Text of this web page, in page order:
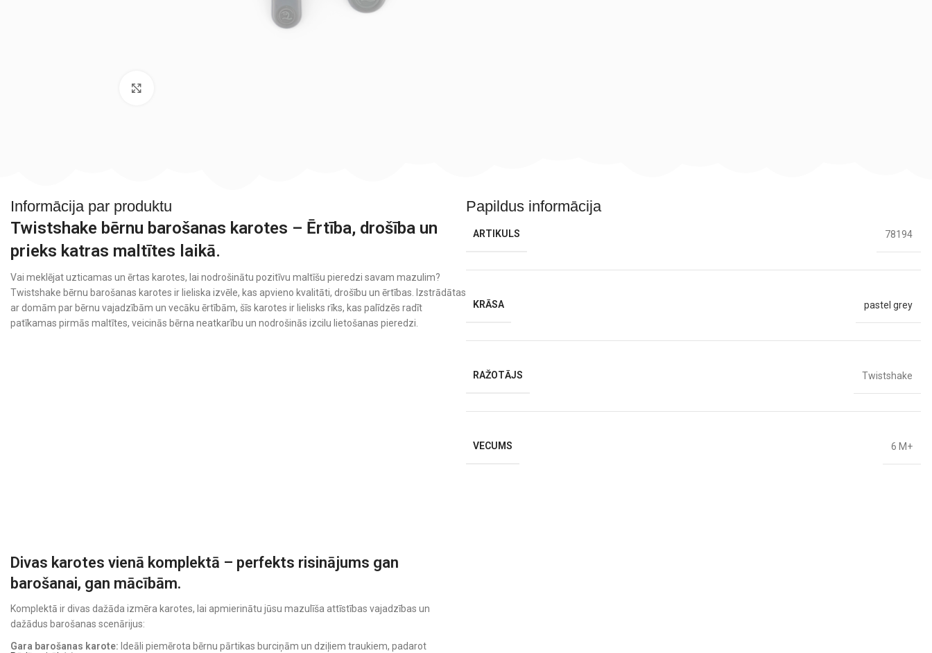
Informācija par produktu
Twistshake bērnu barošanas karotes – Ērtība, drošība un
prieks katras maltītes laikā.
Vai meklējat uzticamas un ērtas karotes, lai nodrošinātu pozitīvu maltīšu pieredzi savam mazulim?
Twistshake bērnu barošanas karotes ir lieliska izvēle, kas apvieno kvalitāti, drošību un ērtības. Izstrādātas
ar domām par bērnu vajadzībām un vecāku ērtībām, šīs karotes ir lielisks rīks, kas palīdzēs radīt
patīkamas pirmās maltītes, veicinās bērna neatkarību un nodrošinās izcilu lietošanas pieredzi.
Divas karotes vienā komplektā – perfekts risinājums gan
barošanai, gan mācībām.
Komplektā ir divas dažāda izmēra karotes, lai apmierinātu jūsu mazulīša attīstības vajadzības un
dažādus barošanas scenārijus:
Gara barošanas karote: Ideāli piemērota bērnu pārtikas burciņām un dziļiem traukiem, padarot
Papildus informācija
ARTIKULS 78194
KRĀSA pastel grey
RAŽOTĀJS Twistshake
VECUMS 6 M+